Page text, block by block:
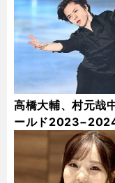
高橋大輔、村元哉
ールド